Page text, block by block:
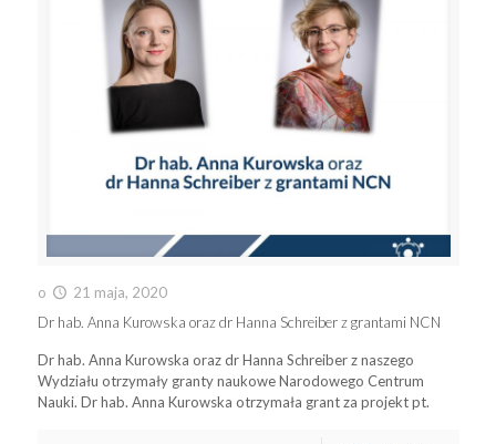
o
21 maja, 2020
Dr hab. Anna Kurowska oraz dr Hanna Schreiber z grantami NCN
Dr hab. Anna Kurowska oraz dr Hanna Schreiber z naszego
Wydziału otrzymały granty naukowe Narodowego Centrum
Nauki. Dr hab. Anna Kurowska otrzymała grant za projekt pt.